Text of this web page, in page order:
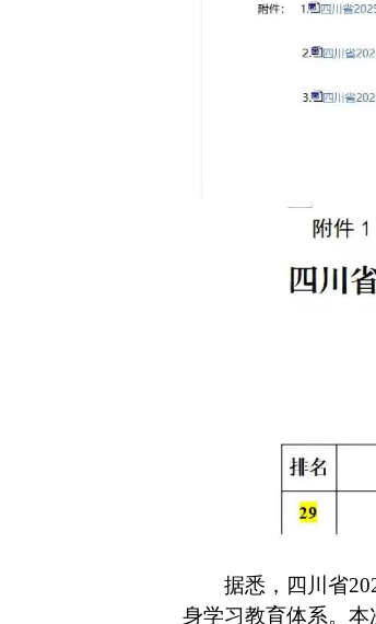
据悉，四川省
身学习教育体系。